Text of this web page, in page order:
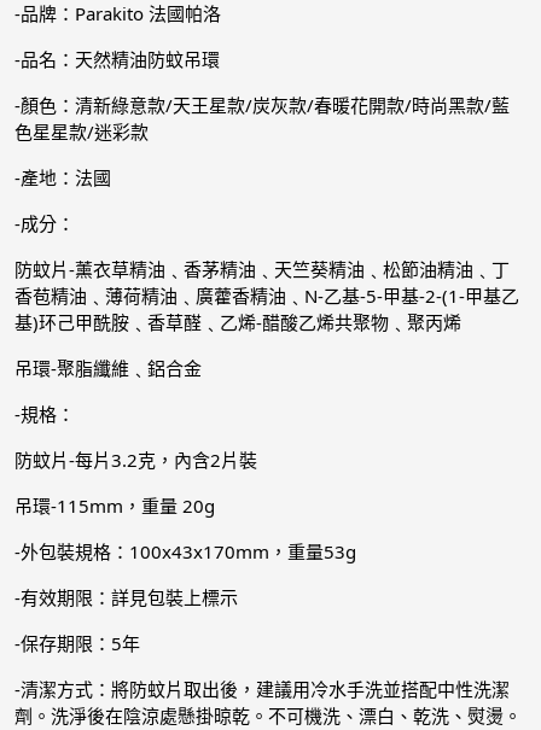
-品牌：Parakito 法國帕洛
-品名：天然精油防蚊吊環
-顏色：清新綠意款/天王星款/炭灰款/春暖花開款/時尚黑款/藍
色星星款/迷彩款
-產地：法國
-成分：
防蚊片-薰衣草精油﹑香茅精油﹑天竺葵精油﹑松節油精油﹑丁
香苞精油﹑薄荷精油﹑廣藿香精油﹑N-乙基-5-甲基-2-(1-甲基乙
基)环己甲酰胺﹑香草醛﹑乙烯-醋酸乙烯共聚物﹑聚丙烯
吊環-聚脂纖維﹑鋁合金
-規格：
防蚊片-每片3.2克，內含2片裝
吊環-115mm，重量 20g
-外包裝規格：100x43x170mm，重量53g
-有效期限：詳見包裝上標示
-保存期限：5年
-清潔方式：將防蚊片取出後，建議用冷水手洗並搭配中性洗潔
劑。洗淨後在陰涼處懸掛晾乾。不可機洗、漂白、乾洗、熨燙。